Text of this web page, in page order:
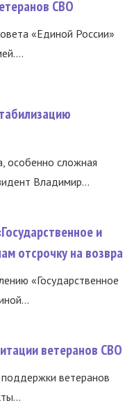
СВО
«Единой России»
особенно сложная
Владимир...
и
отсрочку на возвра
«Государственное
ветеранов СВО
ветеранов